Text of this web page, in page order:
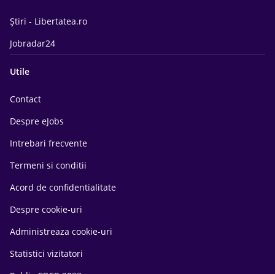
Știri - Libertatea.ro
Jobradar24
Utile
Contact
Despre eJobs
Intrebari frecvente
Termeni si conditii
Acord de confidentialitate
Despre cookie-uri
Administreaza cookie-uri
Statistici vizitatori